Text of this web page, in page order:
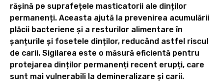
rășină pe suprafețele masticatorii ale dinților
permanenți. Aceasta ajută la prevenirea acumulării
plăcii bacteriene și a resturilor alimentare în
șanțurile și fosetele dinților, reducând astfel riscul
de carii. Sigilarea este o măsură eficientă pentru
protejarea dinților permanenți recent erupți, care
sunt mai vulnerabili la demineralizare și carii.